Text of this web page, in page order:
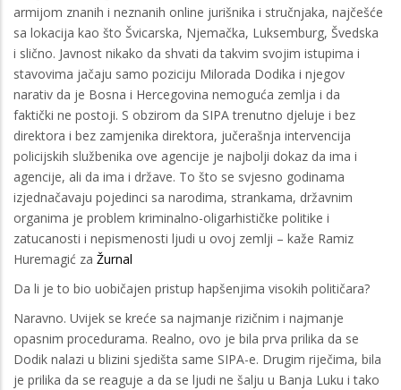
armijom znanih i neznanih online jurišnika i stručnjaka, najčešće
sa lokacija kao što Švicarska, Njemačka, Luksemburg, Švedska
i slično. Javnost nikako da shvati da takvim svojim istupima i
stavovima jačaju samo poziciju Milorada Dodika i njegov
narativ da je Bosna i Hercegovina nemoguća zemlja i da
faktički ne postoji. S obzirom da SIPA trenutno djeluje i bez
direktora i bez zamjenika direktora, jučerašnja intervencija
policijskih službenika ove agencije je najbolji dokaz da ima i
agencije, ali da ima i države. To što se svjesno godinama
izjednačavaju pojedinci sa narodima, strankama, državnim
organima je problem kriminalno-oligarhističke politike i
zatucanosti i nepismenosti ljudi u ovoj zemlji – kaže Ramiz
Huremagić za Žurnal
Da li je to bio uobičajen pristup hapšenjima visokih političara?
Naravno. Uvijek se kreće sa najmanje rizičnim i najmanje
opasnim procedurama. Realno, ovo je bila prva prilika da se
Dodik nalazi u blizini sjedišta same SIPA-e. Drugim riječima, bila
je prilika da se reaguje a da se ljudi ne šalju u Banja Luku i tako